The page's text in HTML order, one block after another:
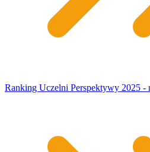
Ranking Uczelni Perspektywy 2025 -